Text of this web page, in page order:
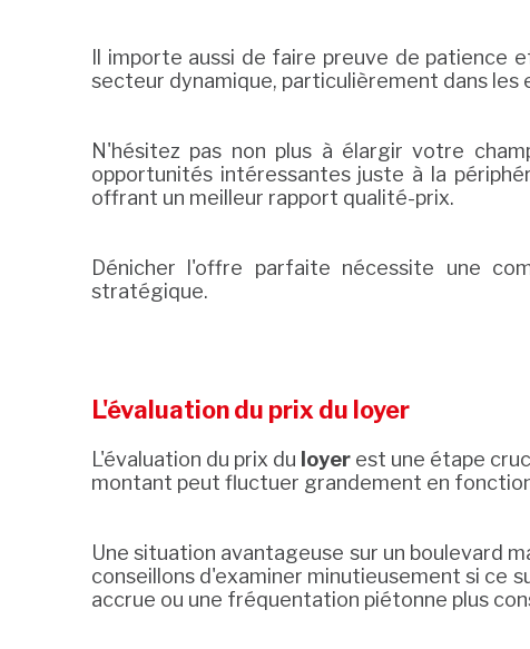
Il importe aussi de faire preuve de
secteur dynamique, particulièrement dans
N'hésitez pas non plus à élargir votre
opportunités intéressantes juste à la
offrant un meilleur rapport qualité-prix.
Dénicher l'offre parfaite nécessite une
stratégique.
L'évaluation du prix du loyer
L'évaluation du prix du loyer est une étape
montant peut fluctuer grandement en
Une situation avantageuse sur un boulevard
conseillons d'examiner minutieusement si ce
accrue ou une fréquentation piétonne plus